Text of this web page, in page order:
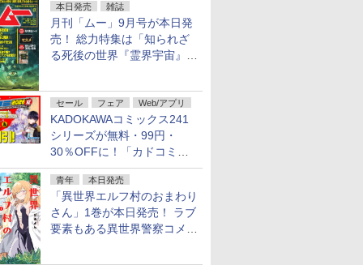
本日発売 雑誌
月刊「ムー」9月号が本日発
売！ 総力特集は「知られざ
る死後の世界『霊界宇宙』の
セール フェア Web/アプリ
KADOKAWAコミックス241
シリーズが無料・99円・
30％OFFに！「カドコミフ
ェア 2026」第2弾が開催中！
青年 本日発売
「異世界エルフ村のおまわり
さん」1巻が本日発売！ ラブ
要素もある異世界警察コメデ